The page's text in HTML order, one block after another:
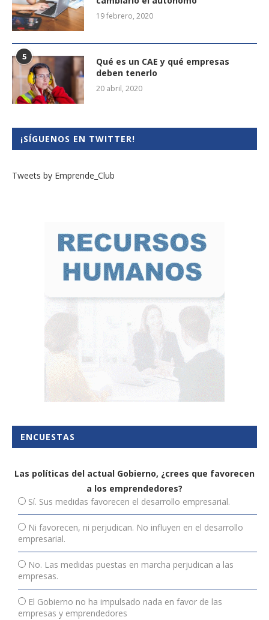
19 febrero, 2020
5
Qué es un CAE y qué empresas
deben tenerlo
20 abril, 2020
¡SÍGUENOS EN TWITTER!
Tweets by Emprende_Club
ENCUESTAS
Las políticas del actual Gobierno, ¿crees que favorecen
a los emprendedores?
Sí. Sus medidas favorecen el desarrollo empresarial.
Ni favorecen, ni perjudican. No influyen en el desarrollo
empresarial.
No. Las medidas puestas en marcha perjudican a las
empresas.
El Gobierno no ha impulsado nada en favor de las
empresas y emprendedores